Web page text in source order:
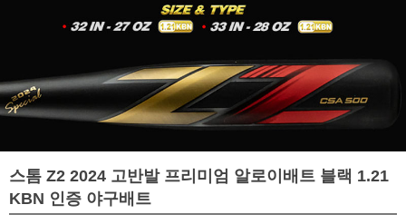
스톰 Z2 2024 고반발 프리미엄 알로이배트 블랙 1.21
KBN 인증 야구배트